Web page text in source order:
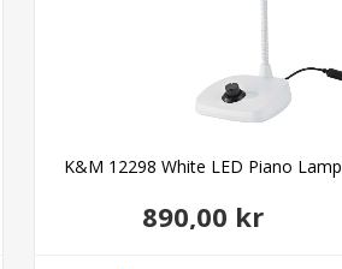
K&M 12298 White LED Piano Lamp
890,00 kr